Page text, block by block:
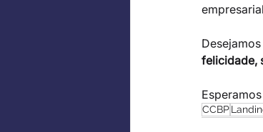
felicidade,
CCBP